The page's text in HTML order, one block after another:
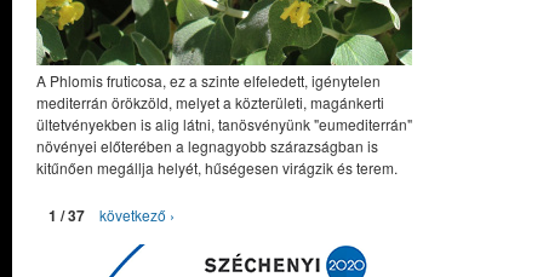
A Phlomis fruticosa, ez a szinte elfeledett, igénytelen
mediterrán örökzöld, melyet a közterületi, magánkerti
ültetvényekben is alig látni, tanösvényünk "eumediterrán"
növényei előterében a legnagyobb szárazságban is
kitűnően megállja helyét, hűségesen virágzik és terem.
1 / 37 következő ›